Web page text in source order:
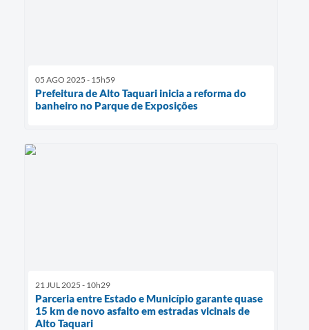
05 AGO 2025 - 15h59
Prefeitura de Alto Taquari inicia a reforma do
banheiro no Parque de Exposições
21 JUL 2025 - 10h29
Parceria entre Estado e Município garante quase
15 km de novo asfalto em estradas vicinais de
Alto Taquari